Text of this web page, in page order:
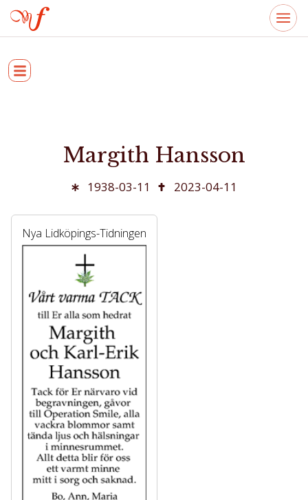
Margith Hansson
1938-03-11 2023-04-11
Nya Lidköpings-Tidningen